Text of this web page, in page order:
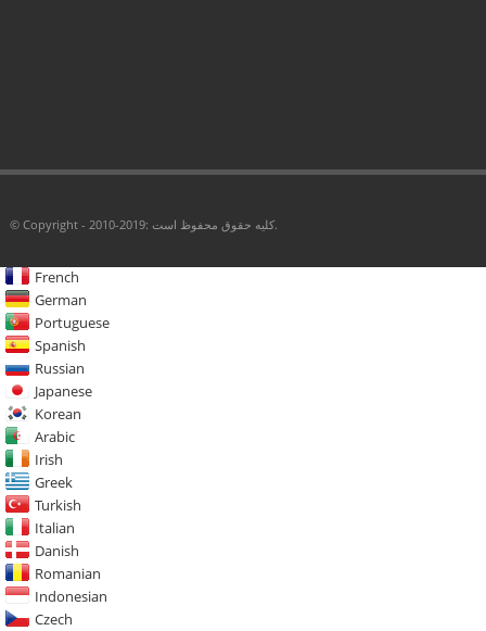
© Copyright - 2010-2019: کلیه حقوق محفوظ است.
French
German
Portuguese
Spanish
Russian
Japanese
Korean
Arabic
Irish
Greek
Turkish
Italian
Danish
Romanian
Indonesian
Czech